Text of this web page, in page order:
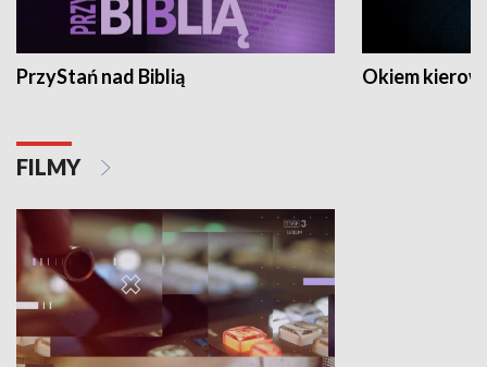
PrzyStań nad Biblią Okiem
FILMY